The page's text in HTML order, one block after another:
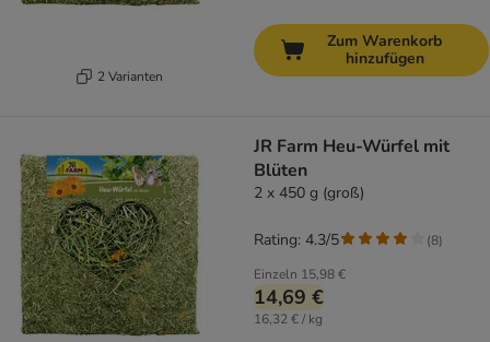
2 Varianten
Zum Warenkorb
hinzufügen
JR Farm Heu-Würfel mit
Blüten
2 x 450 g (groß)
Einzeln 15,98 €
14,69 €
16,32 € / kg
Rating: 4.3/5 (8)